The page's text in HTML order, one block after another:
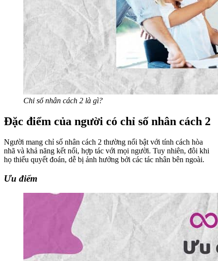
Chỉ số nhân cách 2 là gì?
Đặc điểm của người có chỉ số nhân cách 2
Người mang chỉ số nhân cách 2 thường nổi bật với tính cách hòa
nhã và khả năng kết nối, hợp tác với mọi người. Tuy nhiên, đôi khi
họ thiếu quyết đoán, dễ bị ảnh hưởng bởi các tác nhân bên ngoài.
Ưu điểm